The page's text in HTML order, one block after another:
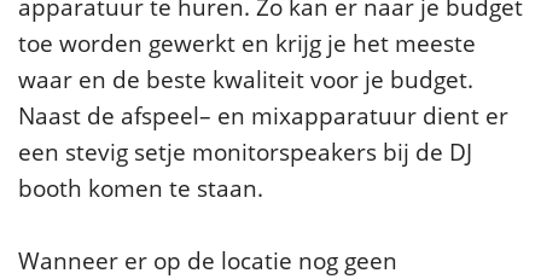
apparatuur te huren. Zo kan er naar je budget
toe worden gewerkt en krijg je het meeste
waar en de beste kwaliteit voor je budget.
Naast de afspeel– en mixapparatuur dient er
een stevig setje monitorspeakers bij de DJ
booth komen te staan.
Wanneer er op de locatie nog geen